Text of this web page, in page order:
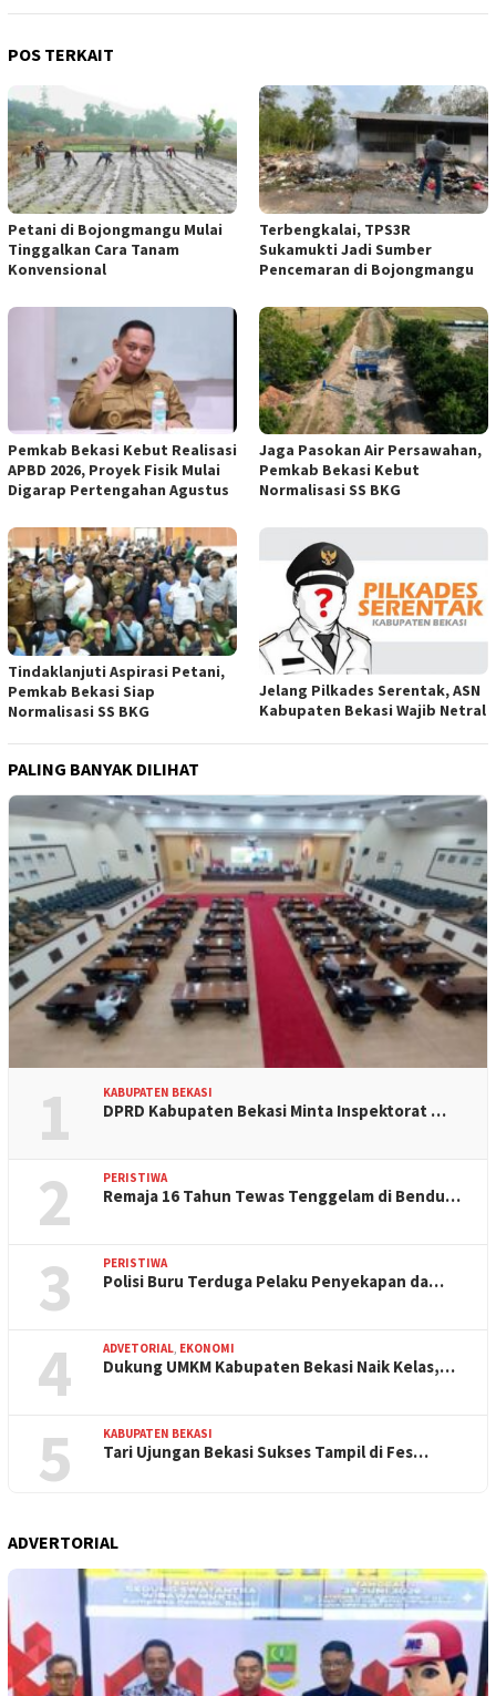
POS TERKAIT
Petani di Bojongmangu Mulai
Tinggalkan Cara Tanam
Konvensional
Terbengkalai, TPS3R
Sukamukti Jadi Sumber
Pencemaran di Bojongmangu
Pemkab Bekasi Kebut Realisasi
APBD 2026, Proyek Fisik Mulai
Digarap Pertengahan Agustus
Jaga Pasokan Air Persawahan,
Pemkab Bekasi Kebut
Normalisasi SS BKG
Tindaklanjuti Aspirasi Petani,
Pemkab Bekasi Siap
Normalisasi SS BKG
Jelang Pilkades Serentak, ASN
Kabupaten Bekasi Wajib Netral
PALING BANYAK DILIHAT
1 KABUPATEN BEKASI
DPRD Kabupaten Bekasi Minta Inspektorat …
2 PERISTIWA
Remaja 16 Tahun Tewas Tenggelam di Bendu…
3 PERISTIWA
Polisi Buru Terduga Pelaku Penyekapan da…
4 ADVETORIAL, EKONOMI
Dukung UMKM Kabupaten Bekasi Naik Kelas,…
5 KABUPATEN BEKASI
Tari Ujungan Bekasi Sukses Tampil di Fes…
ADVERTORIAL